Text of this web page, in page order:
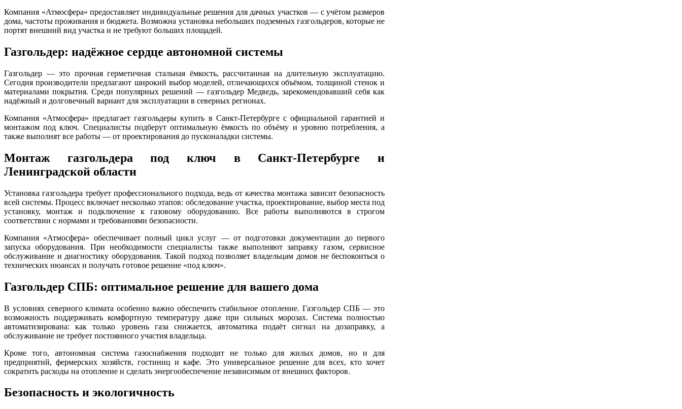
Компания «Атмосфера» предоставляет индивидуальные решения для дачных участков — с учётом размеров
дома, частоты проживания и бюджета. Возможна установка небольших подземных газгольдеров, которые не
портят внешний вид участка и не требуют больших площадей.
Газгольдер: надёжное сердце автономной системы
Газгольдер — это прочная герметичная стальная ёмкость, рассчитанная на длительную эксплуатацию.
Сегодня производители предлагают широкий выбор моделей, отличающихся объёмом, толщиной стенок и
материалами покрытия. Среди популярных решений — газгольдер Медведь, зарекомендовавший себя как
надёжный и долговечный вариант для эксплуатации в северных регионах.
Компания «Атмосфера» предлагает газгольдеры купить в Санкт-Петербурге с официальной гарантией и
монтажом под ключ. Специалисты подберут оптимальную ёмкость по объёму и уровню потребления, а
также выполнят все работы — от проектирования до пусконаладки системы.
Монтаж газгольдера под ключ в Санкт-Петербурге и
Ленинградской области
Установка газгольдера требует профессионального подхода, ведь от качества монтажа зависит безопасность
всей системы. Процесс включает несколько этапов: обследование участка, проектирование, выбор места под
установку, монтаж и подключение к газовому оборудованию. Все работы выполняются в строгом
соответствии с нормами и требованиями безопасности.
Компания «Атмосфера» обеспечивает полный цикл услуг — от подготовки документации до первого
запуска оборудования. При необходимости специалисты также выполняют заправку газом, сервисное
обслуживание и диагностику оборудования. Такой подход позволяет владельцам домов не беспокоиться о
технических нюансах и получать готовое решение «под ключ».
Газгольдер СПБ: оптимальное решение для вашего дома
В условиях северного климата особенно важно обеспечить стабильное отопление. Газгольдер СПБ — это
возможность поддерживать комфортную температуру даже при сильных морозах. Система полностью
автоматизирована: как только уровень газа снижается, автоматика подаёт сигнал на дозаправку, а
обслуживание не требует постоянного участия владельца.
Кроме того, автономная система газоснабжения подходит не только для жилых домов, но и для
предприятий, фермерских хозяйств, гостиниц и кафе. Это универсальное решение для всех, кто хочет
сократить расходы на отопление и сделать энергообеспечение независимым от внешних факторов.
Безопасность и экологичность